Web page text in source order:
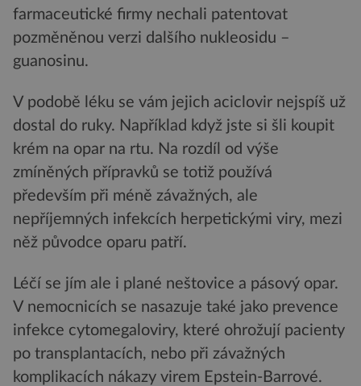
farmaceutické firmy nechali patentovat
pozměněnou verzi dalšího nukleosidu –
guanosinu.
V podobě léku se vám jejich aciclovir nejspíš už
dostal do ruky. Například když jste si šli koupit
krém na opar na rtu. Na rozdíl od výše
zmíněných přípravků se totiž používá
především při méně závažných, ale
nepříjemných infekcích herpetickými viry, mezi
něž původce oparu patří.
Léčí se jím ale i plané neštovice a pásový opar.
V nemocnicích se nasazuje také jako prevence
infekce cytomegaloviry, které ohrožují pacienty
po transplantacích, nebo při závažných
komplikacích nákazy virem Epstein-Barrové.